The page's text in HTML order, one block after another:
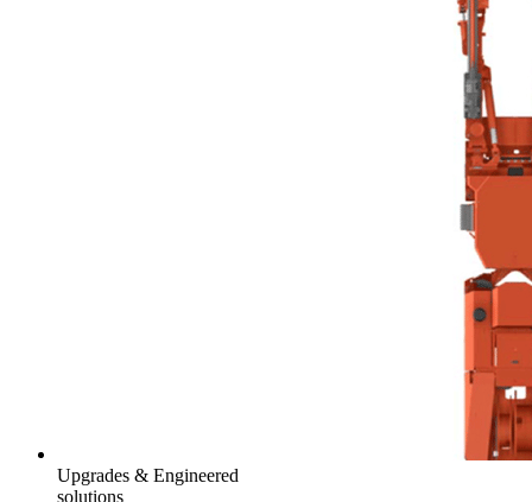
Upgrades & Engineered
solutions